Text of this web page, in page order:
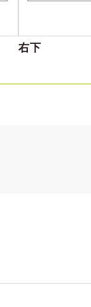
右下